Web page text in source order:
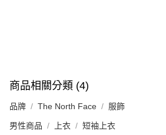
商品相關分類 (4)
品牌 The North Face 服飾
男性商品 上衣 短袖上衣